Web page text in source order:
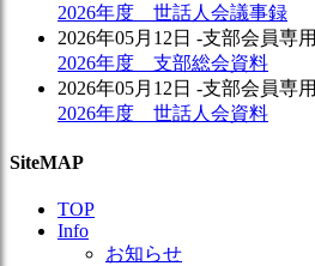
2026年度 世話人会議事録
2026年05月12日 -支部会員専用
2026年度 支部総会資料
2026年05月12日 -支部会員専用
2026年度 世話人会資料
SiteMAP
TOP
Info
お知らせ